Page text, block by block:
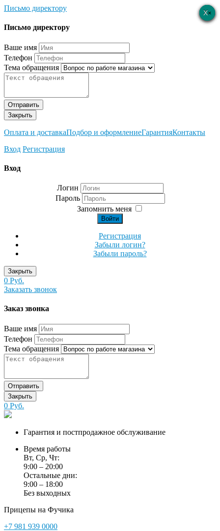
Письмо директору
×
Письмо директору
Ваше имя
Телефон
Тема обращения
Отправить
Закрыть
Оплата и доставкаПодбор и оформлениеГарантияКонтакты
Вход Регистрация
×
Вход
Логин
Пароль
Запомнить меня
Войти
Регистрация
Забыли логин?
Забыли пароль?
Закрыть
0 Руб.
Заказать звонок
×
Заказ звонка
Ваше имя
Телефон
Тема обращения
Отправить
Закрыть
0 Руб.
Гарантия и постпродажное обслуживание
Время работы
Вт, Ср, Чт:
9:00 – 20:00
Остальные дни:
9:00 – 18:00
Без выходных
Прицепы на Фучика
+7 981 939 0000
×
×